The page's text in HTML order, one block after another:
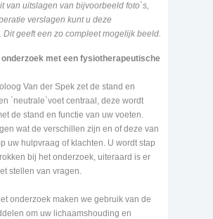
van uitslagen van bijvoorbeeld foto`s,
verslagen kunt u deze
Dit geeft een zo compleet mogelijk beeld.
onderzoek met een fysiotherapeutische
Van der Spek zet de stand en
`neutrale`voet centraal, deze wordt
de stand en functie van uw voeten.
wat de verschillen zijn en of deze van
uw hulpvraag of klachten. U wordt stap
bij het onderzoek, uiteraard is er
stellen van vragen.
onderzoek maken we gebruik van de
om uw lichaamshouding en